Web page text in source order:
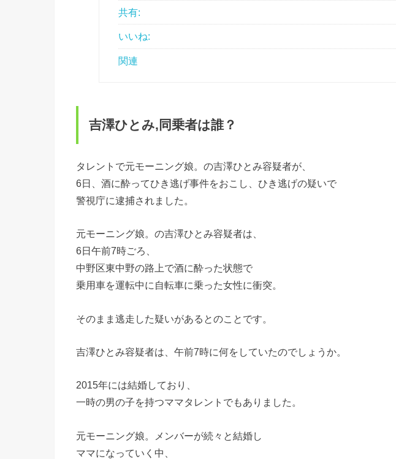
共有:
いいね:
関連
吉澤ひとみ,同乗者は誰？
タレントで元モーニング娘。の吉澤ひとみ容疑者が、
6日、酒に酔ってひき逃げ事件をおこし、ひき逃げの疑いで
警視庁に逮捕されました。
元モーニング娘。の吉澤ひとみ容疑者は、
6日午前7時ごろ、
中野区東中野の路上で酒に酔った状態で
乗用車を運転中に自転車に乗った女性に衝突。
そのまま逃走した疑いがあるとのことです。
吉澤ひとみ容疑者は、午前7時に何をしていたのでしょうか。
2015年には結婚しており、
一時の男の子を持つママタレントでもありました。
元モーニング娘。メンバーが続々と結婚し
ママになっていく中、